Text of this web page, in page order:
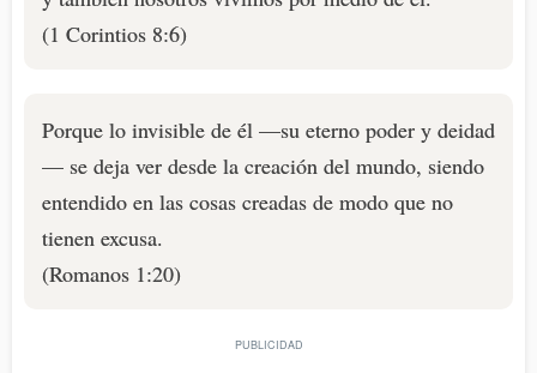
(1 Corintios 8:6)
Porque lo invisible de él —su eterno poder y deidad
— se deja ver desde la creación del mundo, siendo
entendido en las cosas creadas de modo que no
tienen excusa.
(Romanos 1:20)